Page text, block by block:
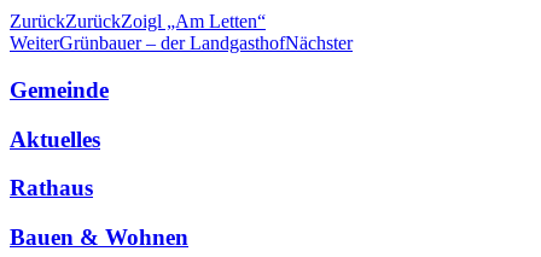
ZurückZurückZoigl „Am Letten“
WeiterGrünbauer – der LandgasthofNächster
Gemeinde
Aktuelles
Rathaus
Bauen & Wohnen